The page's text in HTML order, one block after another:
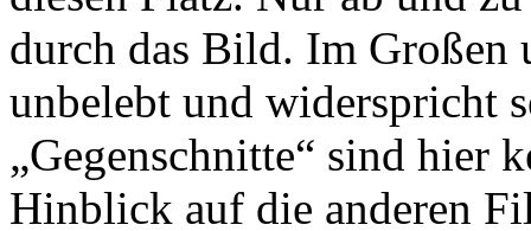
durch das Bild. Im Großen
unbelebt und widerspricht
„Gegenschnitte“ sind hier
Hinblick auf die anderen